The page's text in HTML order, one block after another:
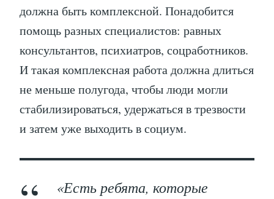
должна быть комплексной. Понадобится
помощь разных специалистов: равных
консультантов, психиатров, соцработников.
И такая комплексная работа должна длиться
не меньше полугода, чтобы люди могли
стабилизироваться, удержаться в трезвости
и затем уже выходить в социум.
«Есть ребята, которые